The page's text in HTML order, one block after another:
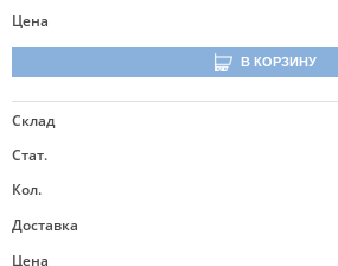
Цена
В КОРЗИНУ
Склад
Стат.
Кол.
Доставка
Цена